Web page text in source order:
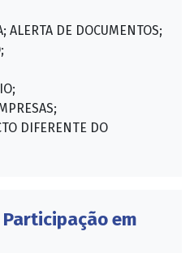
ALERTA DE DOCUMENTOS;
DIFERENTE DO
Participação em